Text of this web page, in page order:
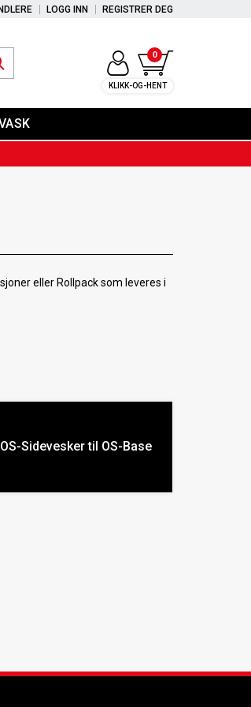
LOGG INN REGISTRER DEG
0
KLIKK-OG-HENT
eller Rollpack som leveres i
OS-Sidevesker til OS-Base